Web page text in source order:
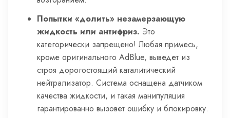
Попытки «долить» незамерзающую
жидкость или антифриз. Это
категорически запрещено! Любая примесь,
кроме оригинального AdBlue, выведет из
строя дорогостоящий каталитический
нейтрализатор. Система оснащена датчиком
качества жидкости, и такая манипуляция
гарантированно вызовет ошибку и блокировку.